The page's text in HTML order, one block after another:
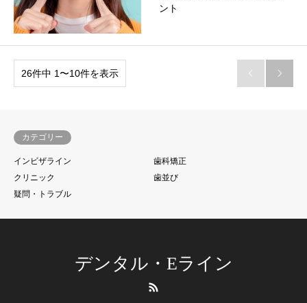
ント
26件中 1〜10件を表示  
カテゴリー
インビザライン
歯科矯正
クリニック
歯並び
疑問・トラブル
デンタル・Eライン